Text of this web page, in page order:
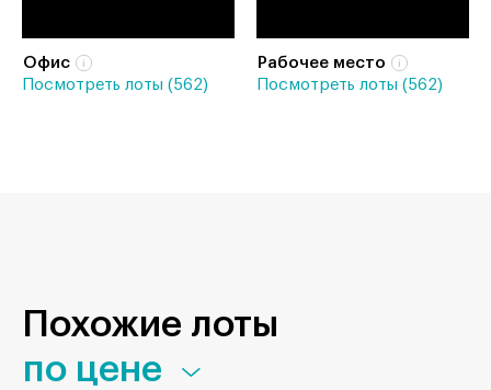
Офис
Посмотреть лоты (562)
Рабочее место
Посмотреть лоты (562)
Похожие лоты
по цене